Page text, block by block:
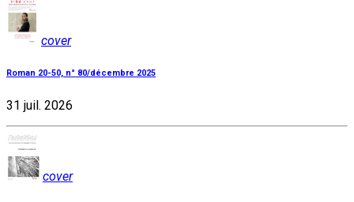
cover
Roman 20-50, n° 80/décembre 2025
31 juil. 2026
cover